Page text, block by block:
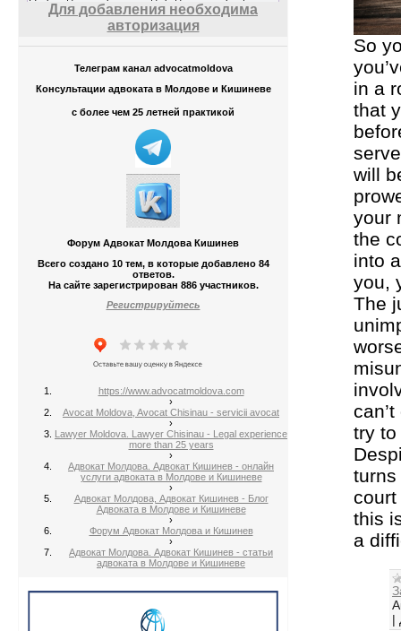
Для добавления необходима
авторизация
Телеграм канал advocatmoldova
Консультации адвоката в Молдове и Кишиневе
с более чем 25 летней практикой
Форум Адвокат Молдова Кишинев
Всего создано 10 тем, в которые добавлено 84
ответов.
На сайте зарегистрирован 886 участников.
Регистрируйтесь
https://www.advocatmoldova.com
›
Avocat Moldova, Avocat Chisinau - servicii avocat
›
Lawyer Moldova. Lawyer Chisinau - Legal experience
more than 25 years
›
Адвокат Молдова. Адвокат Кишинев - онлайн
услуги адвоката в Молдове и Кишиневе
›
Адвокат Молдова, Адвокат Кишинев - Блог
Адвоката в Молдове и Кишиневе
›
Форум Адвокат Молдова и Кишинев
›
Адвокат Молдова. Адвокат Кишинев - статьи
адвоката в Молдове и Кишиневе
So
in a
that
will
your
the
into
you,
The
try
turns
court
this
a
|